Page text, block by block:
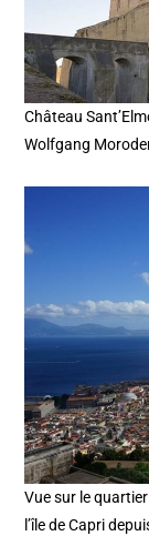
Château
Wolfgang
Vue sur le
l’île de Capri